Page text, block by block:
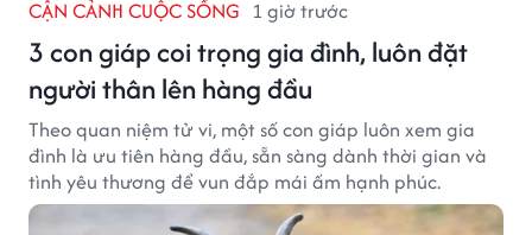
CẬN CẢNH CUỘC SỐNG 1 giờ trước
3 con giáp coi trọng gia đình, luôn đặt
người thân lên hàng đầu
Theo quan niệm tử vi, một số con giáp luôn xem gia
đình là ưu tiên hàng đầu, sẵn sàng dành thời gian và
tình yêu thương để vun đắp mái ấm hạnh phúc.